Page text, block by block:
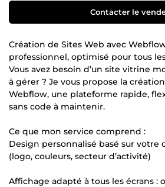
Contacter le
Création de Sites Web avec
professionnel, optimisé pour tous
Vous avez besoin d’un site vitrine
à gérer ? Je vous propose la
Webflow, une plateforme rapide,
sans code à maintenir.
Ce que mon service comprend :
Design personnalisé basé sur votre
(logo, couleurs, secteur d’activité)
Affichage adapté à tous les écrans :